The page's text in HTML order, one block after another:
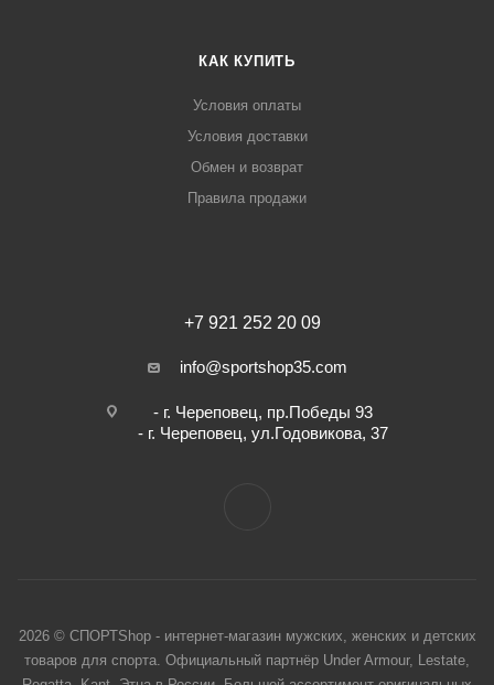
КАК КУПИТЬ
Условия оплаты
Условия доставки
Обмен и возврат
Правила продажи
+7 921 252 20 09
info@sportshop35.com
- г. Череповец, пр.Победы 93
- г. Череповец, ул.Годовикова, 37
2026 © СПОРТShop - интернет-магазин мужских, женских и детских
товаров для спорта. Официальный партнёр Under Armour, Lestate,